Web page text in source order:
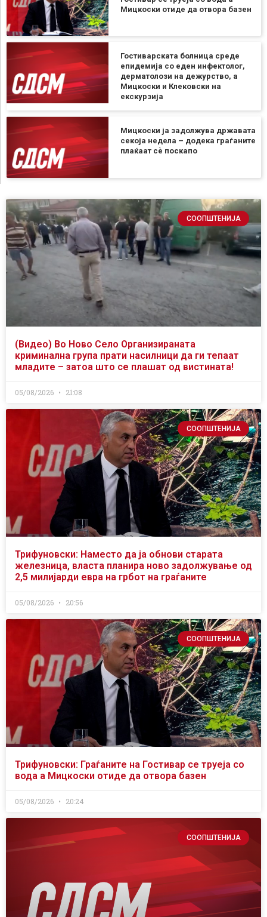
Мицкоски отиде да отвора базен
Гостиварската болница среде
епидемија со еден инфектолог,
дерматолози на дежурство, а
Мицкоски и Клековски на
екскурзија
Мицкоски ја задолжува државата
секоја недела – додека граѓаните
плаќаат сѐ поскапо
СООПШТЕНИЈА
(Видео) Во Ново Село Организираната
криминална група прати насилници да ги тепаат
младите – затоа што се плашат од вистината!
05/08/2026 21:08
СООПШТЕНИЈА
Трифуновски: Наместо да ја обнови старата
железница, власта планира ново задолжување од
2,5 милијарди евра на грбот на граѓаните
05/08/2026 20:56
СООПШТЕНИЈА
Трифуновски: Граѓаните на Гостивар се труеја со
вода а Мицкоски отиде да отвора базен
05/08/2026 20:24
СООПШТЕНИЈА